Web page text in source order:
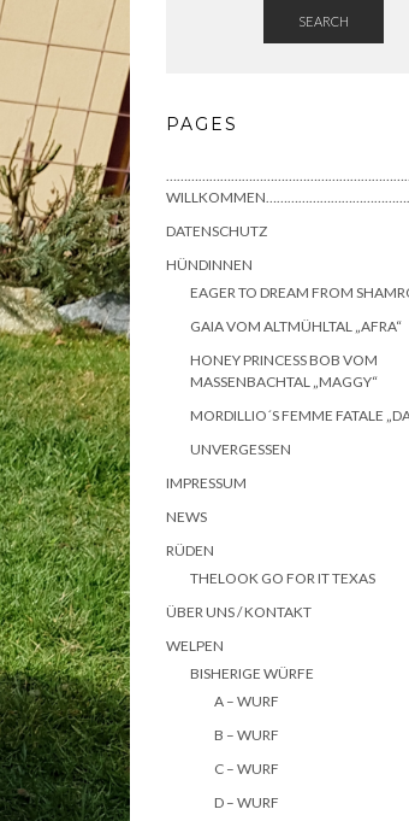
SEARCH
PAGES
DATENSCHUTZ
HÜNDINNEN
EAGER TO DREAM FROM
GAIA VOM ALTMÜHLTAL „AFRA“
HONEY PRINCESS BOB VOM
MASSENBACHTAL „MAGGY“
MORDILLIO´S FEMME FATALE
UNVERGESSEN
IMPRESSUM
NEWS
RÜDEN
THELOOK GO FOR IT TEXAS
ÜBER UNS / KONTAKT
WELPEN
BISHERIGE WÜRFE
A – WURF
B – WURF
C – WURF
D – WURF